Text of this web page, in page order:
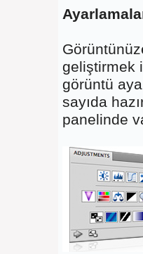
geliştirmek
görüntü
sayıda
panelinde